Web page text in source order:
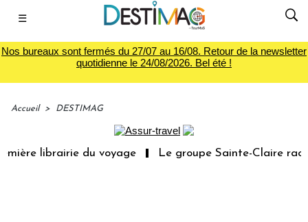
☰
Nos bureaux sont fermés du 27/07 au 16/08. Retour de la newsletter
quotidienne le 24/08/2026. Bel été !
Accueil > DESTIMAG
librairie du voyage Le groupe Sainte-Claire